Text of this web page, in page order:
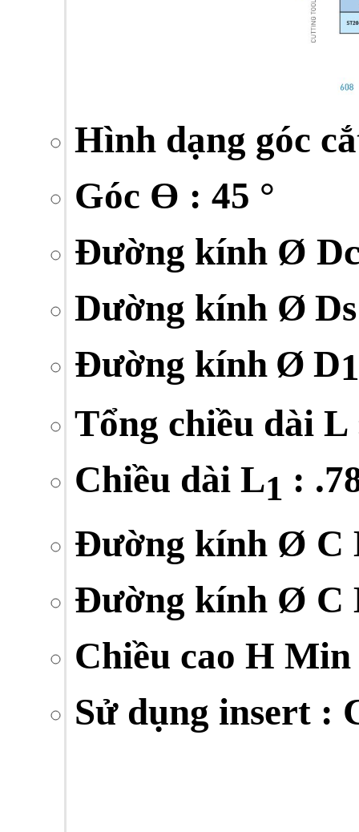
Hình dạng góc
Góc Ɵ : 45 °
Đường kính Ø
Dường kính Ø
Đường kính Ø D
Tổng chiều dài
Chiều dài L1 :
Đường kính Ø C
Đường kính Ø C
Chiều cao H
Sử dụng insert :